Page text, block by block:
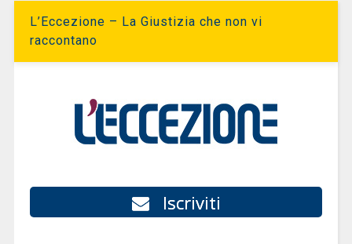
L’Eccezione – La Giustizia che non vi
raccontano
Iscriviti